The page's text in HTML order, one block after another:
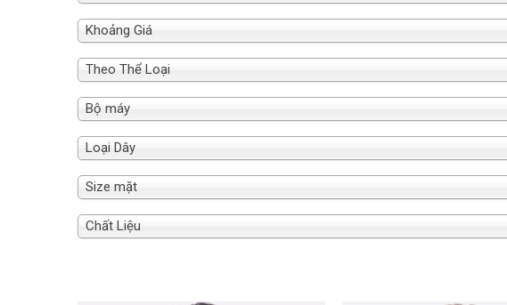
Khoảng Giá
Theo Thể Loại
Bộ máy
Loại Dây
Size mặt
Chất Liệu